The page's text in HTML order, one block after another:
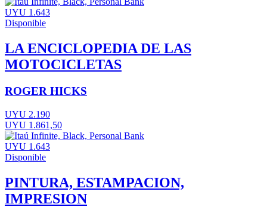
UYU 1.643
Disponible
LA ENCICLOPEDIA DE LAS
MOTOCICLETAS
ROGER HICKS
UYU 2.190
UYU 1.861,50
UYU 1.643
Disponible
PINTURA, ESTAMPACION,
IMPRESION